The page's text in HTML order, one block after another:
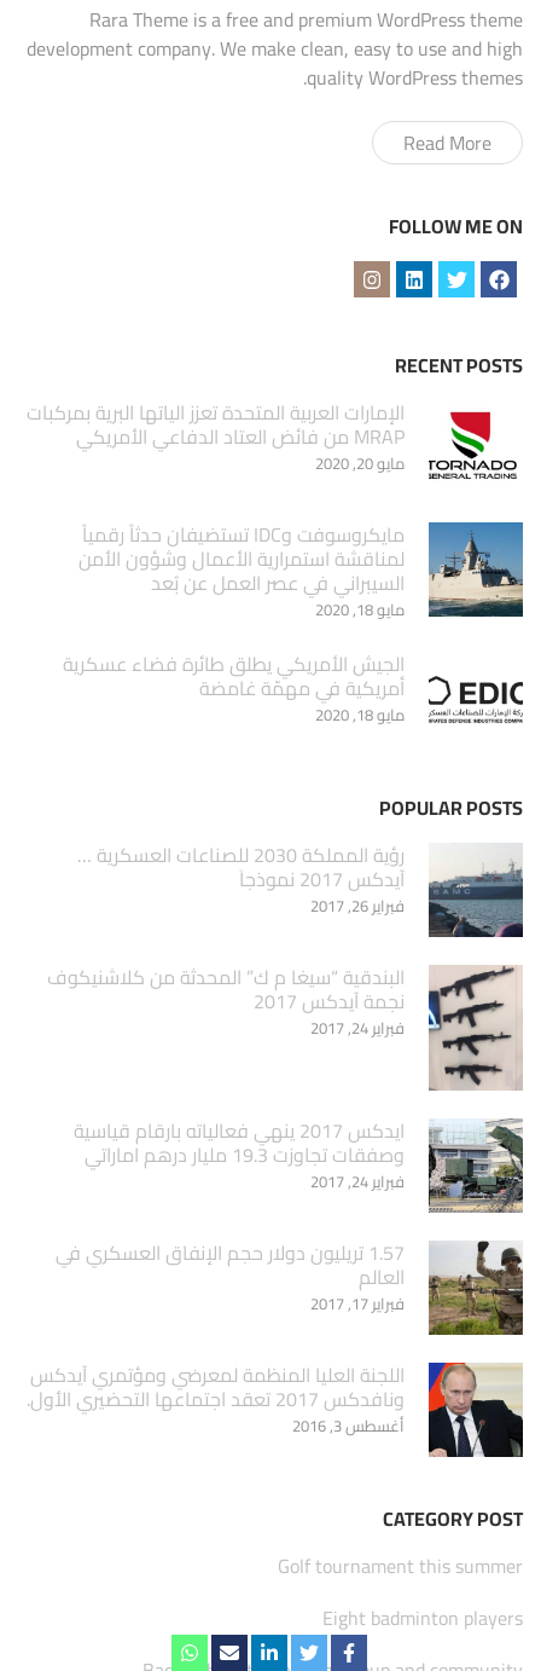
Rara Theme is a free and premium WordPress theme
development company. We make clean, easy to use and high
quality WordPress themes.
Read More
FOLLOW ME ON
RECENT POSTS
الإمارات العربية المتحدة تعزز الياتها البرية بمركبات
MRAP من فائض العتاد الدفاعي الأمريكي
مايو 20, 2020
مايكروسوفت وIDC تستضيفان حدثاً رقمياً
لمناقشة استمرارية الأعمال وشؤون الأمن
السيبراني في عصر العمل عن بُعد
مايو 18, 2020
الجيش الأمريكي يطلق طائرة فضاء عسكرية
أمريكية في مهمّة غامضة
مايو 18, 2020
POPULAR POSTS
‏رؤية المملكة 2030 للصناعات العسكرية …
آيدكس 2017 نموذجاَ
فبراير 26, 2017
البندقية “سيغا م ك” المحدثة من كلاشنيكوف
نجمة آيدكس 2017
فبراير 24, 2017
ايدكس 2017 ينهي فعالياته بارقام قياسية
وصفقات تجاوزت 19.3 مليار درهم اماراتي
فبراير 24, 2017
1.57 تريليون دولار حجم الإنفاق العسكري في
العالم
فبراير 17, 2017
اللجنة العليا المنظمة لمعرضي ومؤتمري آيدكس
ونافدكس 2017 تعقد اجتماعها التحضيري الأول.
أغسطس 3, 2016
CATEGORY POST
Golf tournament this summer
Eight badminton players